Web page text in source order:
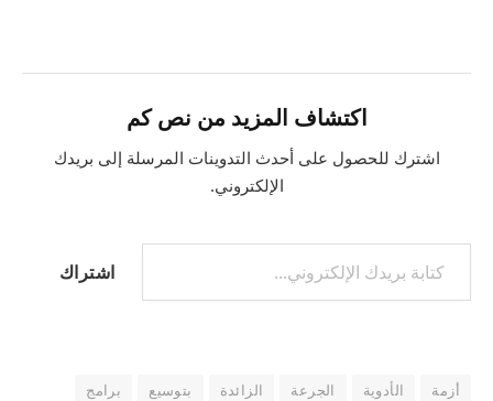
اكتشاف المزيد من نص كم
اشترك للحصول على أحدث التدوينات المرسلة إلى بريدك
الإلكتروني.
اشتراك
أزمة الأدوية الجرعة الزائدة بتوسيع
برامج